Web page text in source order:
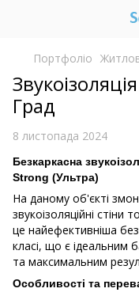
Портфоліо
Град
8 листопада 2024
Безкаркасна
Strong (Ультра)
На даному об'єкті
звукоізоляційні
це найефективніша
класі, що є ідеальним
та максимальним
Особливості та